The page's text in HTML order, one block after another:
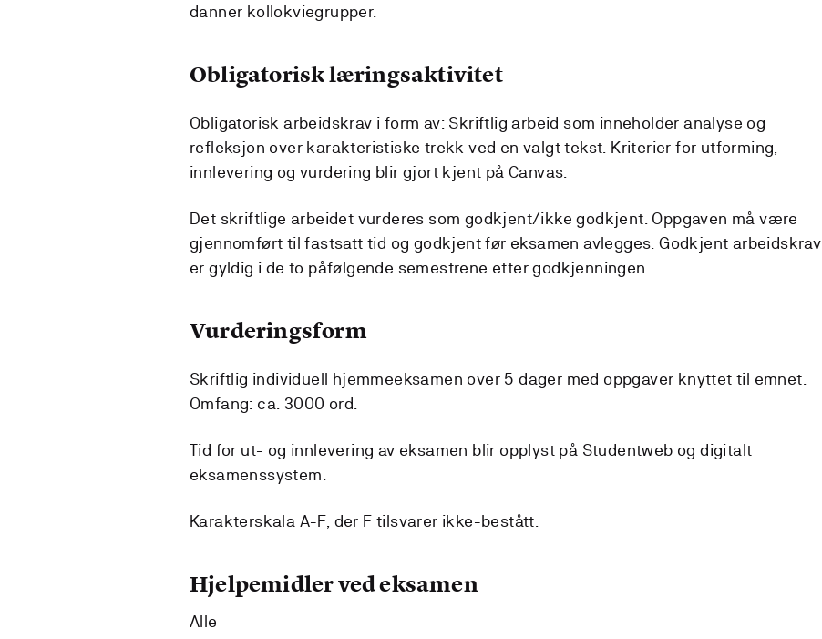
danner kollokviegrupper.
Obligatorisk læringsaktivitet
Obligatorisk arbeidskrav i form av: Skriftlig arbeid som inneholder analyse og
refleksjon over karakteristiske trekk ved en valgt tekst. Kriterier for utforming,
innlevering og vurdering blir gjort kjent på Canvas.
Det skriftlige arbeidet vurderes som godkjent/ikke godkjent. Oppgaven må være
gjennomført til fastsatt tid og godkjent før eksamen avlegges. Godkjent arbeidskrav
er gyldig i de to påfølgende semestrene etter godkjenningen.
Vurderingsform
Skriftlig individuell hjemmeeksamen over 5 dager med oppgaver knyttet til emnet.
Omfang: ca. 3000 ord.
Tid for ut- og innlevering av eksamen blir opplyst på Studentweb og digitalt
eksamenssystem.
Karakterskala A-F, der F tilsvarer ikke-bestått.
Hjelpemidler ved eksamen
Alle